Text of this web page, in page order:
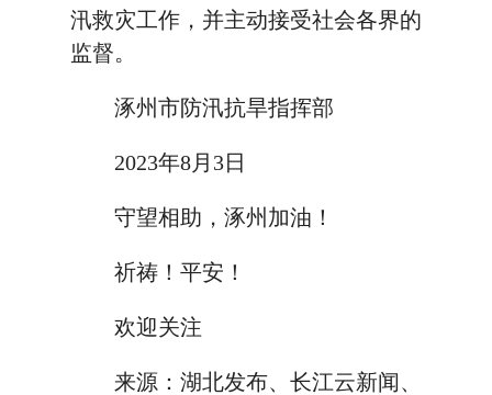
汛救灾工作，并主动接受社会各界的
监督。
涿州市防汛抗旱指挥部
2023年8月3日
守望相助，涿州加油！
祈祷！平安！
欢迎关注
来源：湖北发布、长江云新闻、